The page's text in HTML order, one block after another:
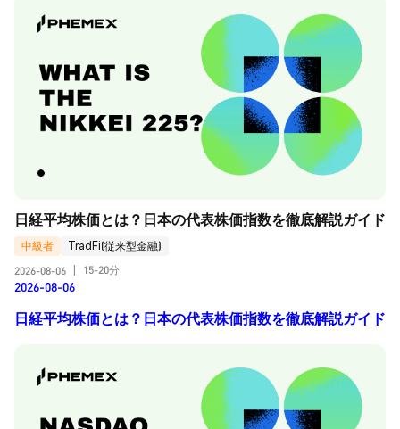
日経平均株価とは？日本の代表株価指数を徹底解説ガイド
中級者
TradFi(従来型金融)
2026-08-06
15-20分
2026-08-06
日経平均株価とは？日本の代表株価指数を徹底解説ガイド